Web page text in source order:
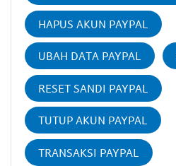
HAPUS AKUN PAYPAL
UBAH DATA PAYPAL
RESET SANDI PAYPAL
TUTUP AKUN PAYPAL
TRANSAKSI PAYPAL